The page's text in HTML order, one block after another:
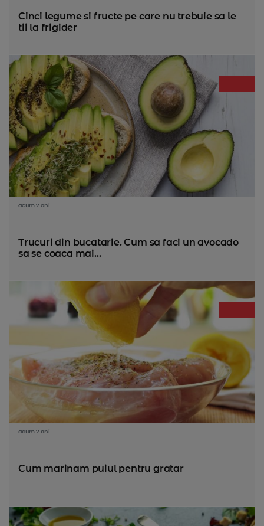
Cinci legume si fructe pe care nu trebuie sa le
tii la frigider
acum 7 ani
Trucuri din bucatarie. Cum sa faci un avocado
sa se coaca mai...
acum 7 ani
Cum marinam puiul pentru gratar